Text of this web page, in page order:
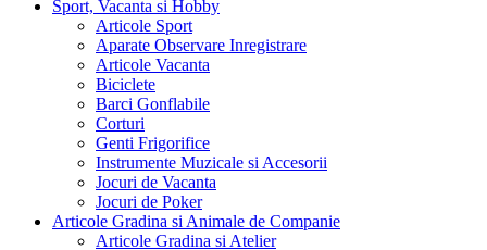
Sport, Vacanta si Hobby
Articole Sport
Aparate Observare Inregistrare
Articole Vacanta
Biciclete
Barci Gonflabile
Corturi
Genti Frigorifice
Instrumente Muzicale si Accesorii
Jocuri de Vacanta
Jocuri de Poker
Articole Gradina si Animale de Companie
Articole Gradina si Atelier